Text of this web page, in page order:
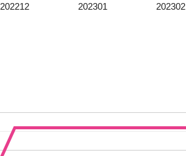
202212 202301 202302